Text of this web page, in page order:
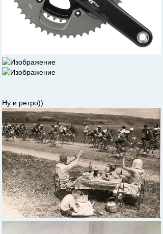
Ну и ретро))